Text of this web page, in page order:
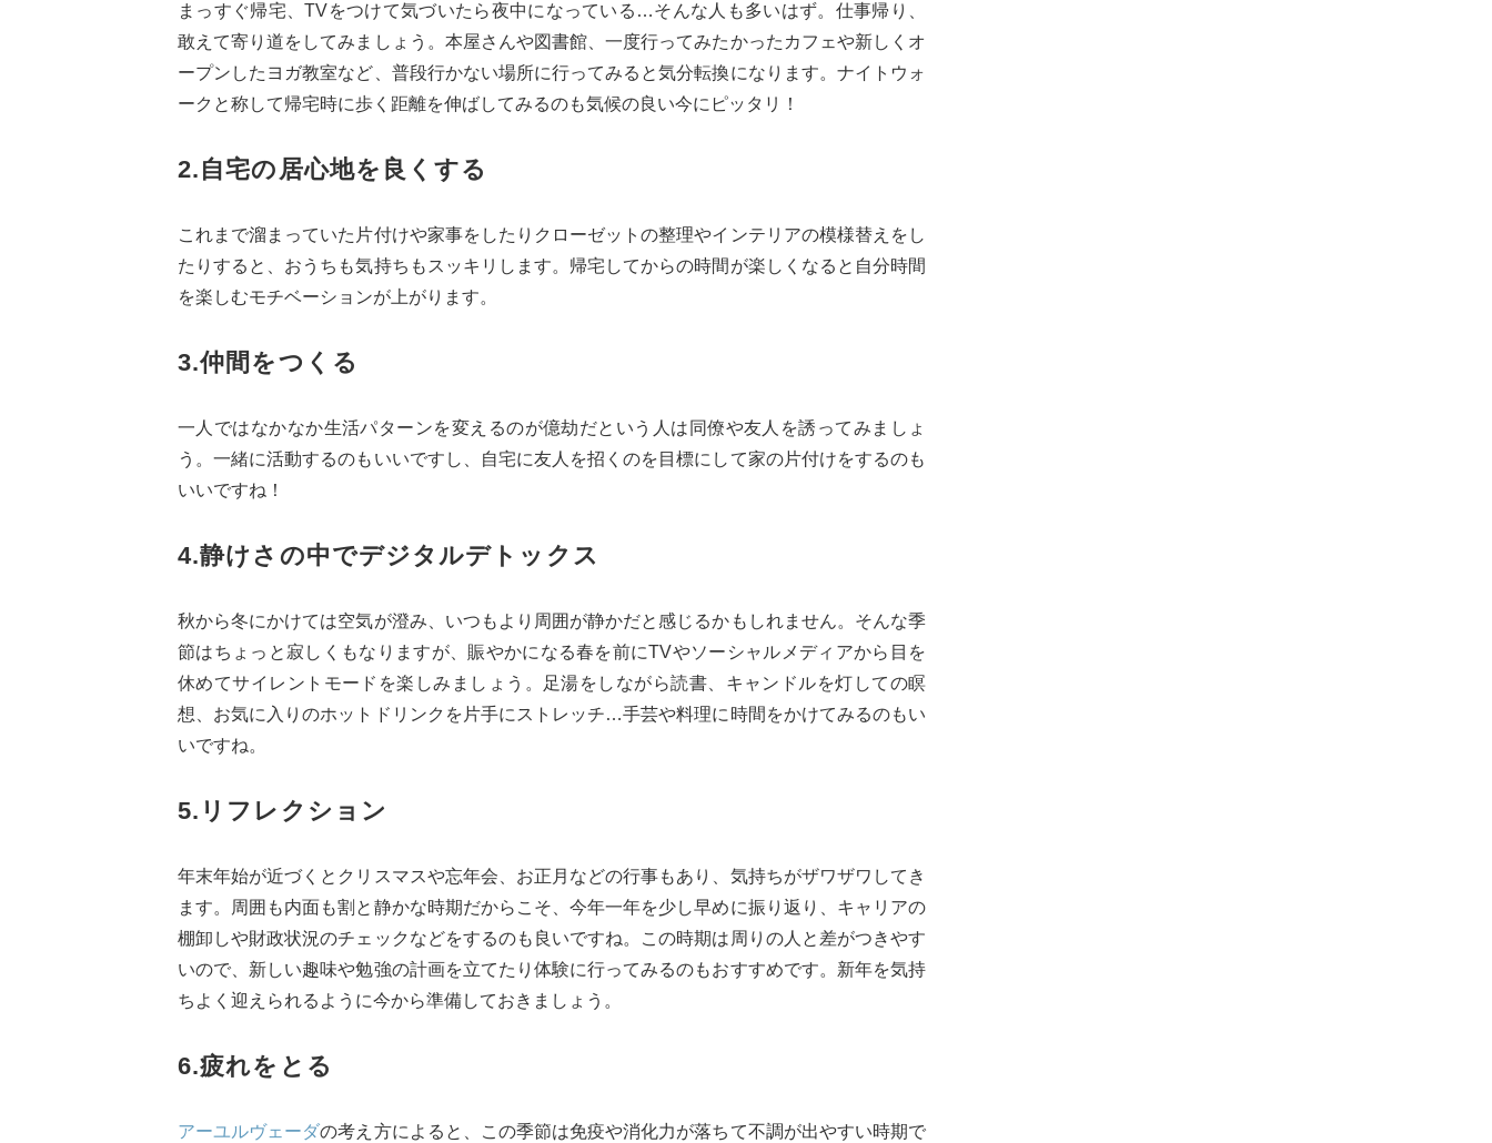
まっすぐ帰宅、TVをつけて気づいたら夜中になっている…そんな人も多いはず。仕事帰り、
敢えて寄り道をしてみましょう。本屋さんや図書館、一度行ってみたかったカフェや新しくオ
ープンしたヨガ教室など、普段行かない場所に行ってみると気分転換になります。ナイトウォ
ークと称して帰宅時に歩く距離を伸ばしてみるのも気候の良い今にピッタリ！
2.自宅の居心地を良くする
これまで溜まっていた片付けや家事をしたりクローゼットの整理やインテリアの模様替えをし
たりすると、おうちも気持ちもスッキリします。帰宅してからの時間が楽しくなると自分時間
を楽しむモチベーションが上がります。
3.仲間をつくる
一人ではなかなか生活パターンを変えるのが億劫だという人は同僚や友人を誘ってみましょ
う。一緒に活動するのもいいですし、自宅に友人を招くのを目標にして家の片付けをするのも
いいですね！
4.静けさの中でデジタルデトックス
秋から冬にかけては空気が澄み、いつもより周囲が静かだと感じるかもしれません。そんな季
節はちょっと寂しくもなりますが、賑やかになる春を前にTVやソーシャルメディアから目を
休めてサイレントモードを楽しみましょう。足湯をしながら読書、キャンドルを灯しての瞑
想、お気に入りのホットドリンクを片手にストレッチ…手芸や料理に時間をかけてみるのもい
いですね。
5.リフレクション
年末年始が近づくとクリスマスや忘年会、お正月などの行事もあり、気持ちがザワザワしてき
ます。周囲も内面も割と静かな時期だからこそ、今年一年を少し早めに振り返り、キャリアの
棚卸しや財政状況のチェックなどをするのも良いですね。この時期は周りの人と差がつきやす
いので、新しい趣味や勉強の計画を立てたり体験に行ってみるのもおすすめです。新年を気持
ちよく迎えられるように今から準備しておきましょう。
6.疲れをとる
アーユルヴェーダの考え方によると、この季節は免疫や消化力が落ちて不調が出やすい時期で